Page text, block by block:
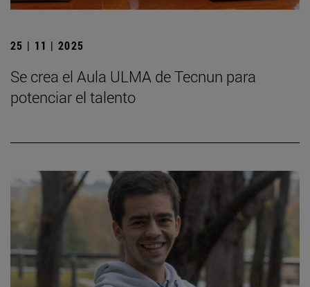
25 | 11 | 2025
Se crea el Aula ULMA de Tecnun para
potenciar el talento